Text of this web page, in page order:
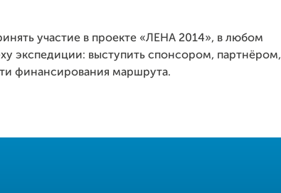
участие в проекте «ЛЕНА 2014», в любом
экспедиции: выступить спонсором, партнёром,
финансирования маршрута.